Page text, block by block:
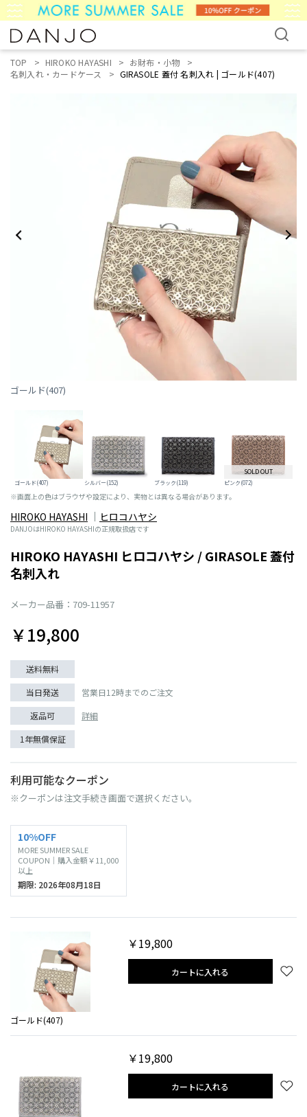
TOP HIROKO HAYASHI
お財布・小物
名刺入れ・カードケース
GIRASOLE 蓋付 名刺入れ | ゴールド(407)
ゴールド(407)
ゴールド(407) シルバー(152) ブラック(119)
SOLD OUT
ピンク(072)
※画面上の色はブラウザや設定により、実物とは異なる場合があります。
HIROKO HAYASHI ヒロコハヤシ
DANJOはHIROKO HAYASHIの正規取扱店です
HIROKO HAYASHI ヒロコハヤシ / GIRASOLE 蓋付
名刺入れ
メーカー品番：709-11957
￥19,800
送料無料
当日発送
営業日12時までのご注文
返品可
詳細
1年無償保証
利用可能なクーポン
※クーポンは注文手続き画面で選択ください。
10%OFF
MORE SUMMER SALE
COUPON｜購入金額￥11,000
以上
期限: 2026年08月18日
ゴールド(407)
￥19,800
カートに入れる
￥19,800
カートに入れる